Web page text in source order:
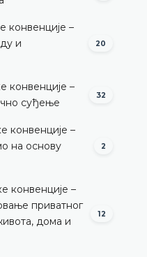
конвенције –
и
20
конвенције –
суђење
32
конвенције –
на основу
2
конвенције –
приватног
дома и
12